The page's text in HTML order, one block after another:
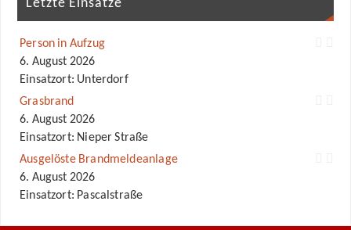
Letzte Einsätze
Person in Aufzug
6. August 2026
Einsatzort: Unterdorf
Grasbrand
6. August 2026
Einsatzort: Nieper Straße
Ausgelöste Brandmeldeanlage
6. August 2026
Einsatzort: Pascalstraße